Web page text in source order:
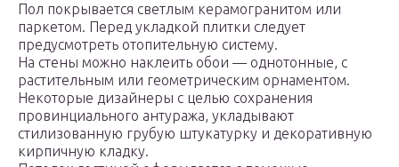
Пол покрывается светлым керамогранитом или
паркетом. Перед укладкой плитки следует
предусмотреть отопительную систему.
На стены можно наклеить обои — однотонные, с
растительным или геометрическим орнаментом.
Некоторые дизайнеры с целью сохранения
провинциального антуража, укладывают
стилизованную грубую штукатурку и декоративную
кирпичную кладку.